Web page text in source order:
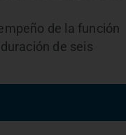
de la función
de seis